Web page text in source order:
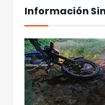
Información